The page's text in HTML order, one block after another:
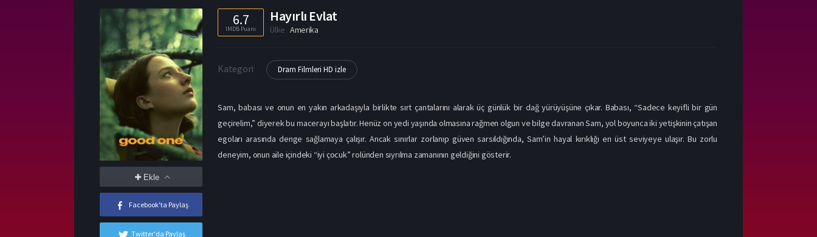
Ekle
Facebook'ta Paylaş
Twitter'da Paylaş
6.7
IMDB Puanı
Hayırlı Evlat
Ülke Amerika
Kategori Dram Filmleri HD izle
Sam, babası ve onun en yakın arkadaşıyla birlikte sırt çantalarını alarak üç günlük bir dağ yürüyüşüne çıkar. Babası, “Sadece keyifli bir gün
geçirelim,” diyerek bu macerayı başlatır. Henüz on yedi yaşında olmasına rağmen olgun ve bilge davranan Sam, yol boyunca iki yetişkinin çatışan
egoları arasında denge sağlamaya çalışır. Ancak sınırlar zorlanıp güven sarsıldığında, Sam’in hayal kırıklığı en üst seviyeye ulaşır. Bu zorlu
deneyim, onun aile içindeki “iyi çocuk” rolünden sıyrılma zamanının geldiğini gösterir.